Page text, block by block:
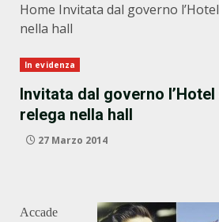
Home Invitata dal governo
nella hall
In evidenza
Invitata dal governo
relega nella hall
27 Marzo 2014
Accade